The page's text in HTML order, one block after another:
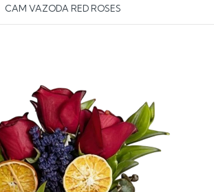
CAM VAZODA RED ROSES